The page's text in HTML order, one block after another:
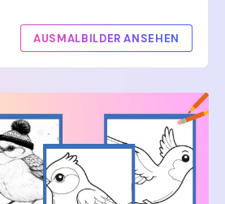
AUSMALBILDER ANSEHEN